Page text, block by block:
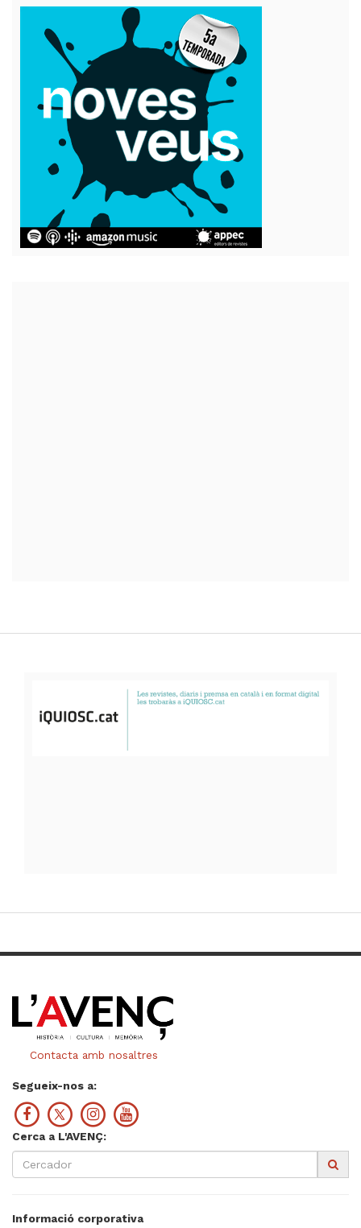
Contacta amb nosaltres
Segueix-nos a:
Cerca a L'AVENÇ:
Informació corporativa